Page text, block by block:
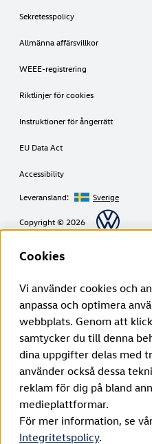
Sekretesspolicy
Allmänna affärsvillkor
WEEE-registrering
Riktlinjer för cookies
Instruktioner för ångerrätt
EU Data Act
Accessibility
Leveransland: Sverige
Copyright © 2026
Villkor från Volkswagen Group
¹ LTE
ID. Charger (1. generation från och
LTE-funktionaliteten får endast
i Storbritannien, Schweiz och Norge.
ID. Charger (2. generation från och
LTE-funktionaliteten får endast
i Storbritannien, Schweiz,
² Smartladdning
De smarta laddningsfunktionerna
mellan fordonsappen och Elli
de smarta laddningsfunktionerna att
³ Kommunikationsprotokoll
OCPP-certifikatet krävs för att
Cookies
Vi använder cookies och
anpassa och optimera
webbplats. Genom att
samtycker du till denna
dina uppgifter delas med
använder också dessa
reklam för dig på bland
medieplattformar.
För mer information, se
Integritetspolicy.